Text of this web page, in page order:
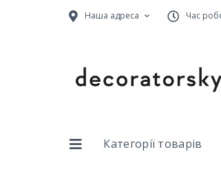
Наша адреса Час
Категорії товарів